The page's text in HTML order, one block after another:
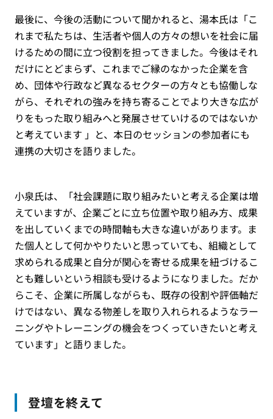
最後に、今後の活動について聞かれると、湯本氏は「こ
れまで私たちは、生活者や個人の方々の想いを社会に届
けるための間に立つ役割を担ってきました。今後はそれ
だけにとどまらず、これまでご縁のなかった企業を含
め、団体や行政など異なるセクターの方々とも協働しな
がら、それぞれの強みを持ち寄ることでより大きな広が
りをもった取り組みへと発展させていけるのではないか
と考えています 」と、本日のセッションの参加者にも
連携の大切さを語りました。
小泉氏は、「社会課題に取り組みたいと考える企業は増
えていますが、企業ごとに立ち位置や取り組み方、成果
を出していくまでの時間軸も大きな違いがあります。ま
た個人として何かやりたいと思っていても、組織として
求められる成果と自分が関心を寄せる成果を紐づけるこ
とも難しいという相談も受けるようになりました。だか
らこそ、企業に所属しながらも、既存の役割や評価軸だ
けではない、異なる物差しを取り入れられるようなラー
ニングやトレーニングの機会をつくっていきたいと考え
ています」と語りました。
登壇を終えて